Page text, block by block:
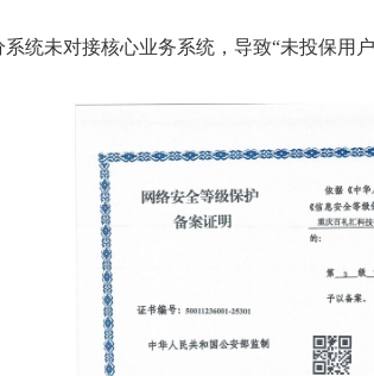
统未对接核心业务系统，导致“未投保用